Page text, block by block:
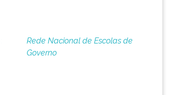
Rede Nacional de Escolas de
Governo